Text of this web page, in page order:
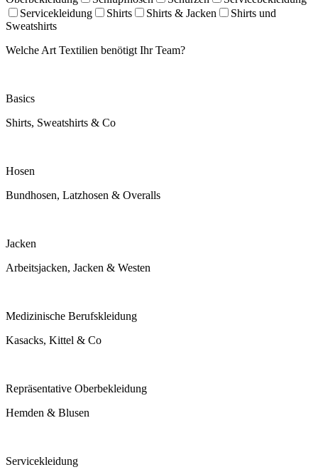
Servicekleidung
Shirts Shirts & Jacken
Shirts und
Sweatshirts
Welche Art Textilien benötigt Ihr Team?
Basics
Shirts, Sweatshirts & Co
Hosen
Bundhosen, Latzhosen & Overalls
Jacken
Arbeitsjacken, Jacken & Westen
Medizinische Berufskleidung
Kasacks, Kittel & Co
Repräsentative Oberbekleidung
Hemden & Blusen
Servicekleidung